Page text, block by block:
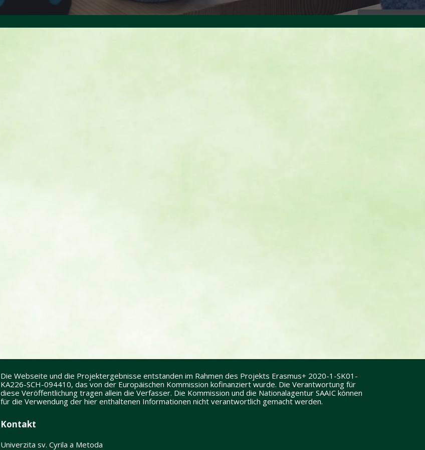
Die Webseite und die Projektergebnisse entstanden im Rahmen des Projekts Erasmus+ 2020-1-SK01-
KA226-SCH-094410, das von der Europäischen Kommission kofinanziert wurde. Die Verantwortung für
diese Veröffentlichung tragen allein die Verfasser. Die Kommission und die Nationalagentur SAAIC können
für die Verwendung der hier enthaltenen Informationen nicht verantwortlich gemacht werden.
Kontakt
Univerzita sv. Cyrila a Metoda